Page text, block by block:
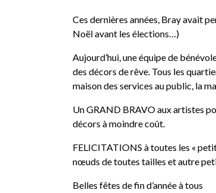
Ces dernières années, Bray avait
Noël avant les élections…)
Aujourd’hui, une équipe de
des décors de rêve. Tous les
maison des services au public, la
Un GRAND BRAVO aux artistes
décors à moindre coût.
FELICITATIONS à toutes les «
nœuds de toutes tailles et autre
Belles fêtes de fin d’année à tous